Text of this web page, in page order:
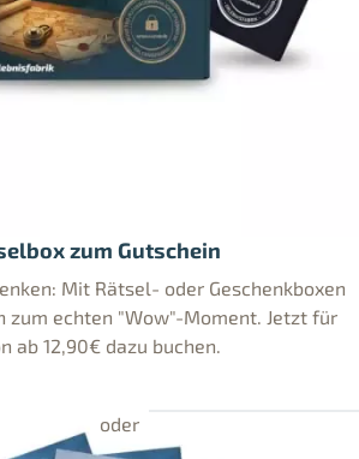
zum Gutschein
Mit Rätsel- oder Geschenkboxen
zum echten "Wow"-Moment. Jetzt für
ab 12,90€ dazu buchen.